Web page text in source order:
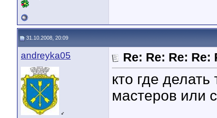
31.10.2008, 20:09
andreyka05
♂
Re: Re: Re:
кто где делать
мастеров или